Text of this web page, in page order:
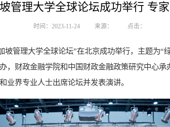
管理大学全球论坛成功举行 专
时间：2023-11-24 来源： 点击：
管理大学全球论坛”在北京成功举行，主题为“
，财政金融学院和中国财政金融政策研究中心
业界专业人士出席论坛并发表演讲。